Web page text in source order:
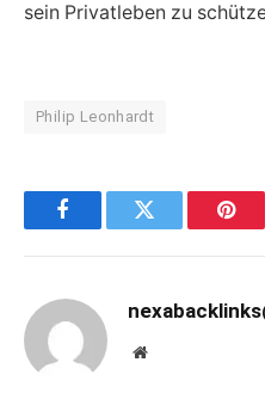
sein Privatleben zu
Philip Leonhardt
FacebookTwitter
Website